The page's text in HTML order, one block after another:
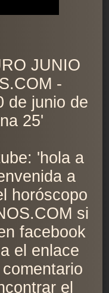
JUNIO
-
de junio de
25'
'hola a
a
horóscopo
si
facebook
el enlace
el